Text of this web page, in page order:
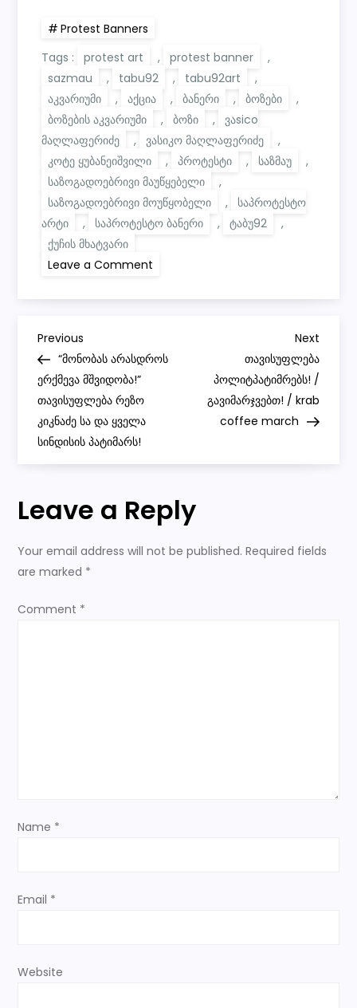
Protest Banners
Tags :
protest art , protest banner
,
sazmau
, tabu92 , tabu92art
,
აკვარიუმი
, აქცია , ბანერი , ბოზები
,
ბოზების აკვარიუმი
, ბოზი ,
ვაsico
მაღლაფერიძე
, ვასიკო მაღლაფერიძე
,
კოტე ყუბანეიშვილი
, პროტესტი , საზმაუ
,
საზოგადოებრივი მაუწყებელი
,
საზოგადოებრივი მოუწყობელი
,
საპროტესტო
არტი
, საპროტესტო ბანერი , ტაბუ92
,
ქუჩის მხატვარი
Leave a Comment
/
მაღლაფერიძე
P
o
s
t
n
a
v
i
n
Previous
Post
Previous
“მონობას არასდროს
ერქმევა მშვიდობა!”
თავისუფლება რეზო
კიკნაძე სა და ყველა
სინდისის პატიმარს!
Next
Post
Next
თავისუფლება
პოლიტპატიმრებს! /
გავიმარჯვებთ! / krab
coffee march
Leave a Reply
Your email address will not be published. Required fields
are marked *
Comment *
Name *
Email *
Website